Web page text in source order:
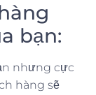
bạn:
nhưng cực
hàng sẽ